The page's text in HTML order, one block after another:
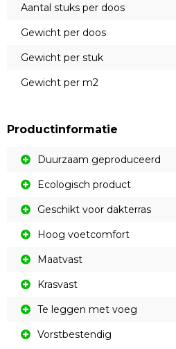
Aantal stuks per doos
Gewicht per doos
Gewicht per stuk
Gewicht per m2
Productinformatie
Duurzaam geproduceerd
Ecologisch product
Geschikt voor dakterras
Hoog voetcomfort
Maatvast
Krasvast
Te leggen met voeg
Vorstbestendig